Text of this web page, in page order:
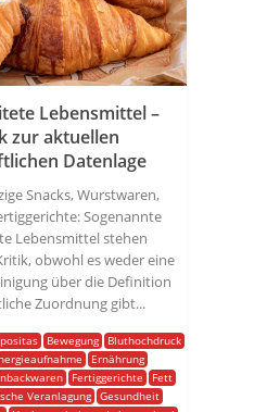
Lebensmittel –
zur aktuellen
Datenlage
Snacks, Wurstwaren,
Sogenannte
Lebensmittel stehen
obwohl es weder eine
über die Definition
Zuordnung gibt...
Bewegung
Bluthochdruck
Ernährung
Fertiggerichte
Fett
Veranlagung Gesundheit